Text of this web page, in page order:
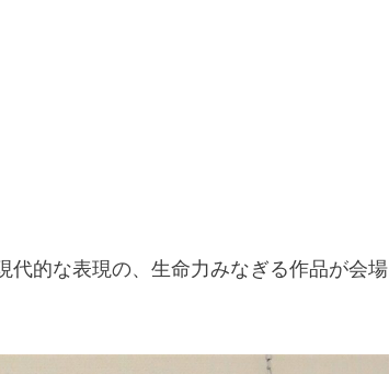
代的な表現の、生命力みなぎる作品が会場